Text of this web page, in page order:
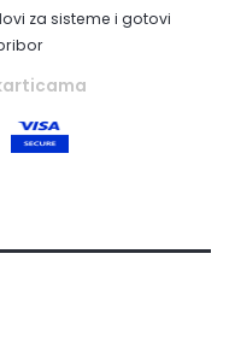
za sisteme i gotovi